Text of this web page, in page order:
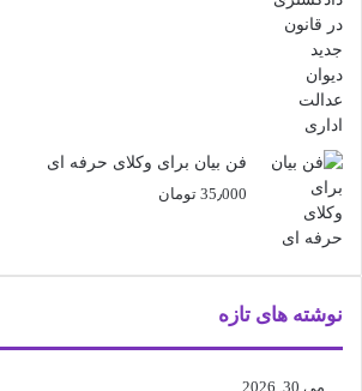
فن بیان برای وکلای حرفه ای
35٫000 تومان
نوشته های تازه
می 30, 2026